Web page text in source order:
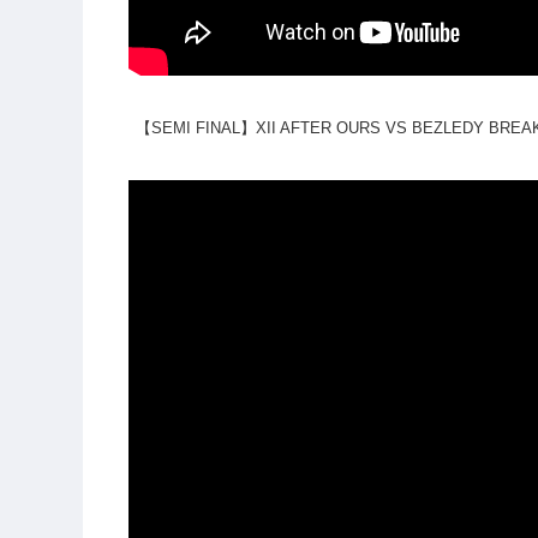
【SEMI FINAL】XII AFTER OURS VS BEZLEDY